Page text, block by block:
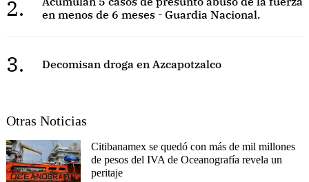
2.
en menos de 6 meses - Guardia Nacional.
3. Decomisan droga en Azcapotzalco
Otras Noticias
Citibanamex se quedó con más de mil millones
de pesos del IVA de Oceanografía revela un
peritaje